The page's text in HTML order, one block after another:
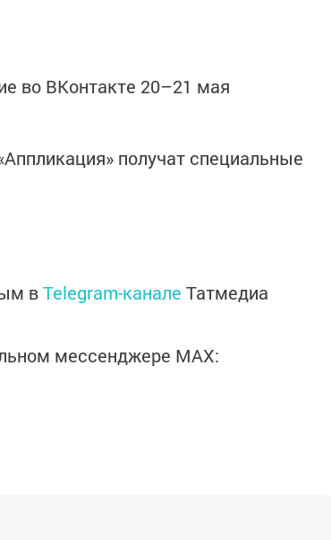
во ВКонтакте 20–21 мая
получат специальные
вTelegram-канале Татмедиа
мессенджере MАХ: